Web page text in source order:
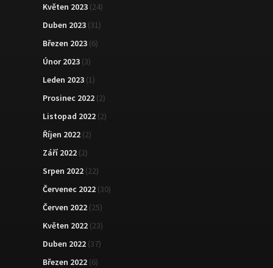
Květen 2023 (24)
Duben 2023 (31)
Březen 2023 (6)
Únor 2023 (3)
Leden 2023 (1)
Prosinec 2022 (2)
Listopad 2022 (2)
Říjen 2022 (2)
Září 2022 (2)
Srpen 2022 (22)
Červenec 2022 (30)
Červen 2022 (25)
Květen 2022 (23)
Duben 2022 (37)
Březen 2022 (6)